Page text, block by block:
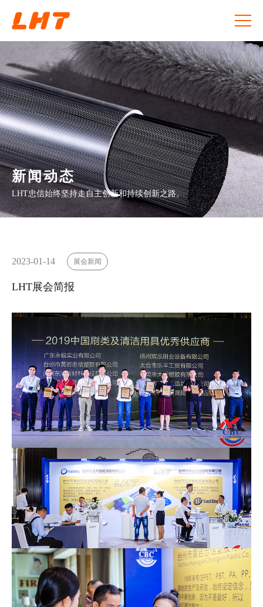
新闻动态
LHT忠信始终坚持走自主创新和持续创新之路。
2023-01-14 展会新闻
LHT展会简报